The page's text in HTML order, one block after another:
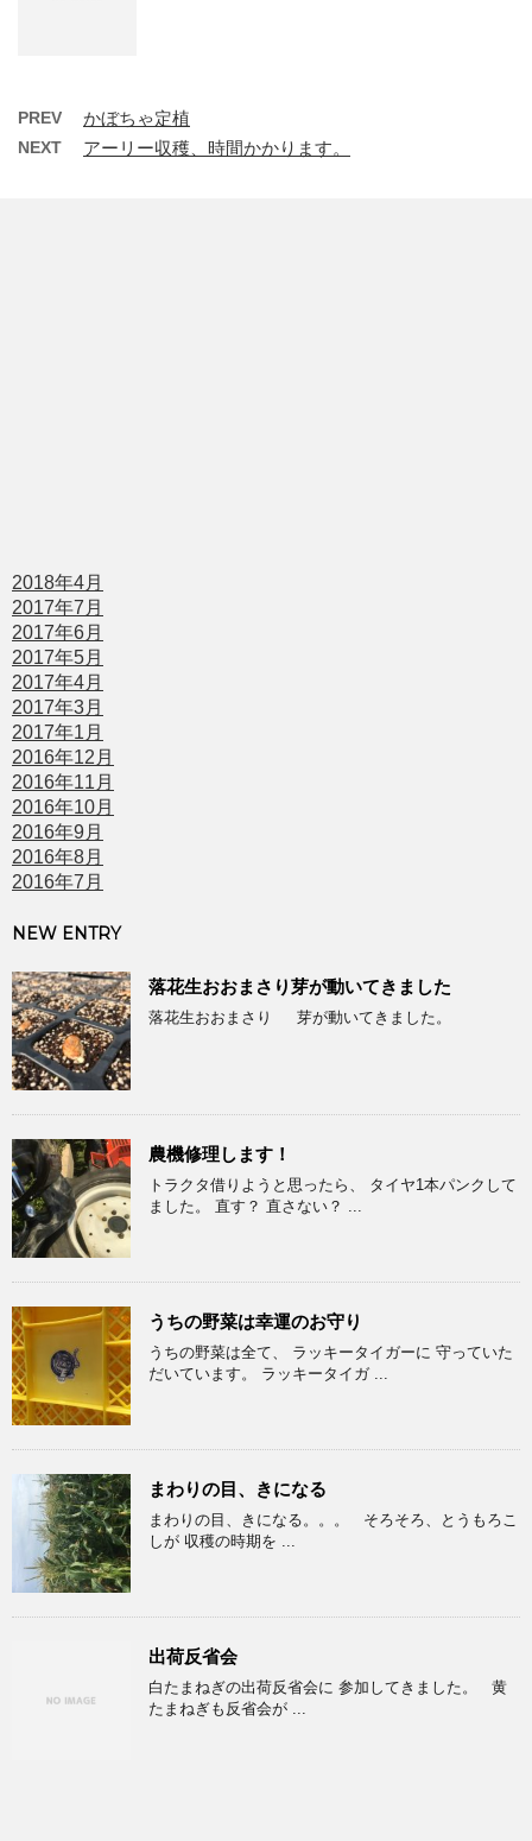
PREV かぼちゃ定植
NEXT アーリー収穫、時間かかります。
2018年4月
2017年7月
2017年6月
2017年5月
2017年4月
2017年3月
2017年1月
2016年12月
2016年11月
2016年10月
2016年9月
2016年8月
2016年7月
NEW ENTRY
落花生おおまさり芽が動いてきました
落花生おおまさり 芽が動いてきました。
農機修理します！
トラクタ借りようと思ったら、 タイヤ1本パンクして
ました。 直す？ 直さない？ ...
うちの野菜は幸運のお守り
うちの野菜は全て、 ラッキータイガーに 守っていた
だいています。 ラッキータイガ ...
まわりの目、きになる
まわりの目、きになる。。。 そろそろ、とうもろこ
しが 収穫の時期を ...
出荷反省会
白たまねぎの出荷反省会に 参加してきました。 黄
たまねぎも反省会が ...